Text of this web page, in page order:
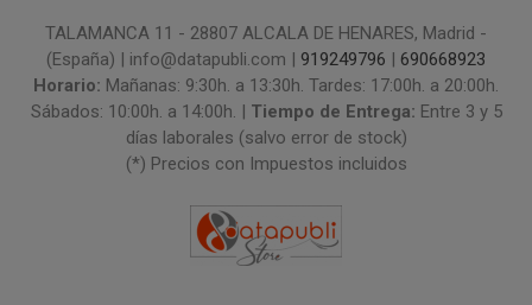
TALAMANCA 11 - 28807 ALCALA DE HENARES, Madrid -
(España) | info@datapubli.com | 919249796
690668923
Horario: Mañanas: 9:30h. a 13:30h. Tardes: 17:00h. a 20:00h.
Sábados: 10:00h. a 14:00h. | Tiempo de Entrega: Entre 3 y 5
días laborales (salvo error de stock)
(*) Precios con Impuestos incluidos